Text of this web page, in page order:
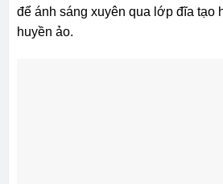
để ánh sáng xuyên qua lớp đĩa tạo
huyền ảo.